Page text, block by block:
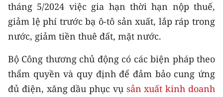
tháng 5/2024 việc gia hạn thời hạn nộp thuế,
giảm lệ phí trước bạ ô-tô sản xuất, lắp ráp trong
nước, giảm tiền thuê đất, mặt nước.
Bộ Công thương chủ động có các biện pháp theo
thẩm quyền và quy định để đảm bảo cung ứng
đủ điện, xăng dầu phục vụ sản xuất kinh doanh